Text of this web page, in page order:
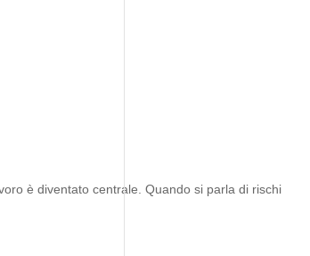
è diventato centrale. Quando si parla di rischi